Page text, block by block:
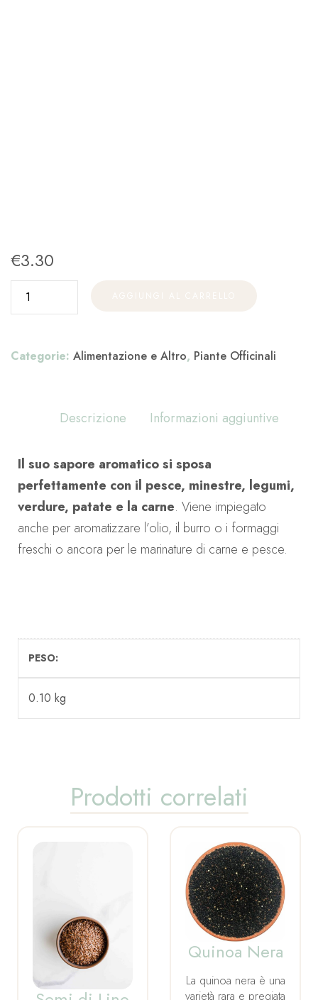
€3.30
Categorie: Alimentazione e Altro, Piante Officinali
Descrizione Informazioni aggiuntive
Il suo sapore aromatico si sposa
perfettamente con il pesce, minestre, legumi,
verdure, patate e la carne. Viene impiegato
anche per aromatizzare l’olio, il burro o i formaggi
freschi o ancora per le marinature di carne e pesce.
PESO
0.10 kg
Prodotti correlati
Quinoa Nera
La quinoa nera è una
varietà rara e pregiata